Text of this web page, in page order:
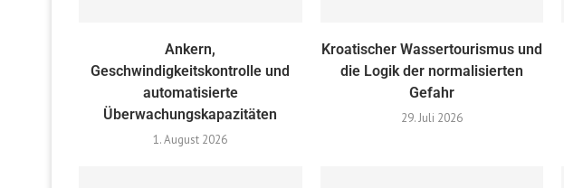
Ankern,
Geschwindigkeitskontrolle und
automatisierte
Überwachungskapazitäten
1. August 2026
Kroatischer Wassertourismus und
die Logik der normalisierten
Gefahr
29. Juli 2026